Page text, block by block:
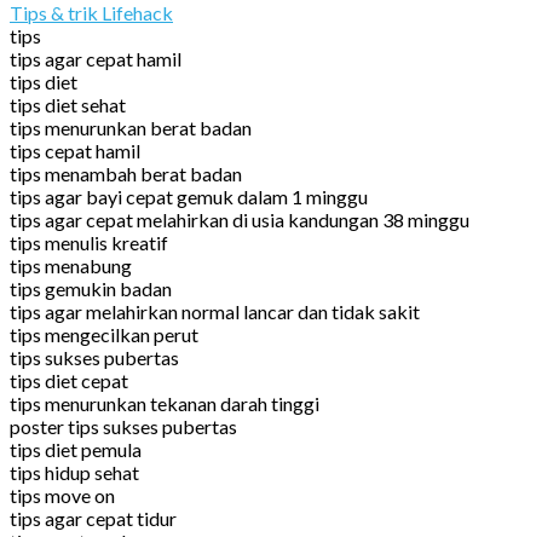
Tips & trik Lifehack
tips
tips agar cepat hamil
tips diet
tips diet sehat
tips menurunkan berat badan
tips cepat hamil
tips menambah berat badan
tips agar bayi cepat gemuk dalam 1 minggu
tips agar cepat melahirkan di usia kandungan 38 minggu
tips menulis kreatif
tips menabung
tips gemukin badan
tips agar melahirkan normal lancar dan tidak sakit
tips mengecilkan perut
tips sukses pubertas
tips diet cepat
tips menurunkan tekanan darah tinggi
poster tips sukses pubertas
tips diet pemula
tips hidup sehat
tips move on
tips agar cepat tidur